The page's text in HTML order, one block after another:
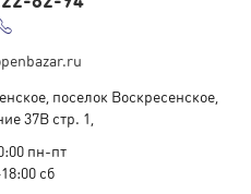
поселок Воскресенское,
37В стр. 1,
пн-пт
cб